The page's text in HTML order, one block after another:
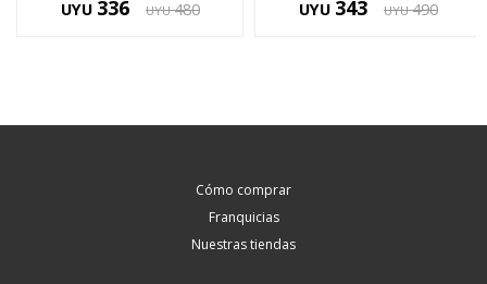
UYU 336 UYU 480 UYU 343 UYU 490
Cómo comprar
Franquicias
Nuestras tiendas